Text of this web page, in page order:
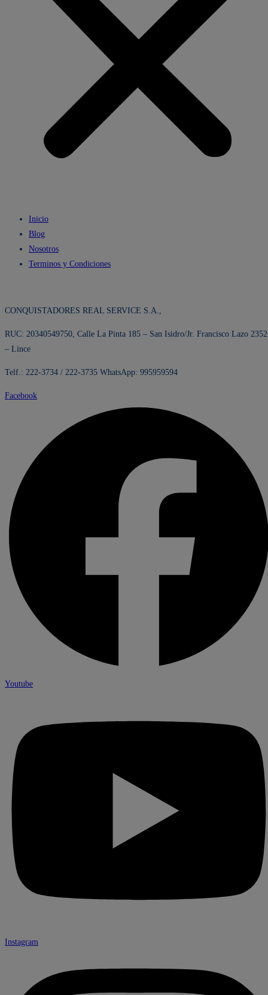
Inicio
Blog
Nosotros
Terminos y Condiciones
CONQUISTADORES REAL SERVICE S.A.,
RUC: 20340549750, Calle La Pinta 185 – San Isidro/Jr. Francisco Lazo 2352
– Lince
Telf.: 222-3734 / 222-3735 WhatsApp: 995959594
Facebook
Youtube
Instagram